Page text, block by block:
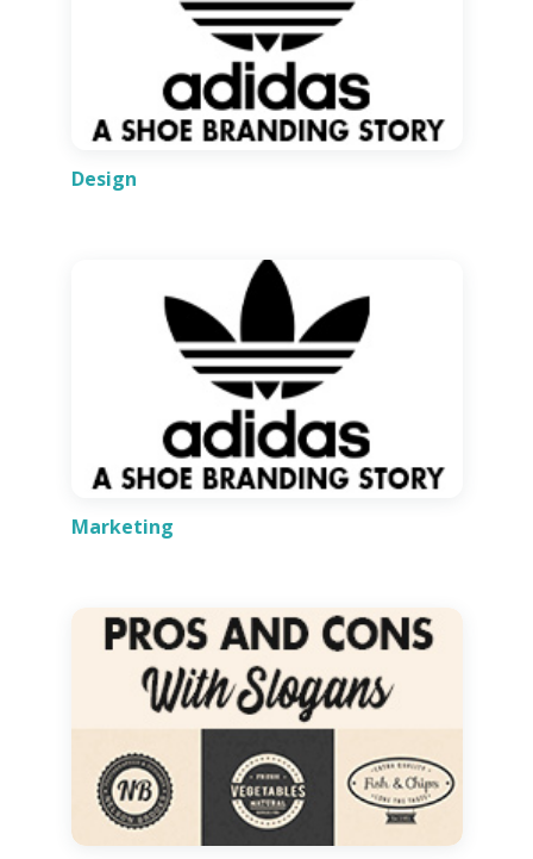
Design
Marketing